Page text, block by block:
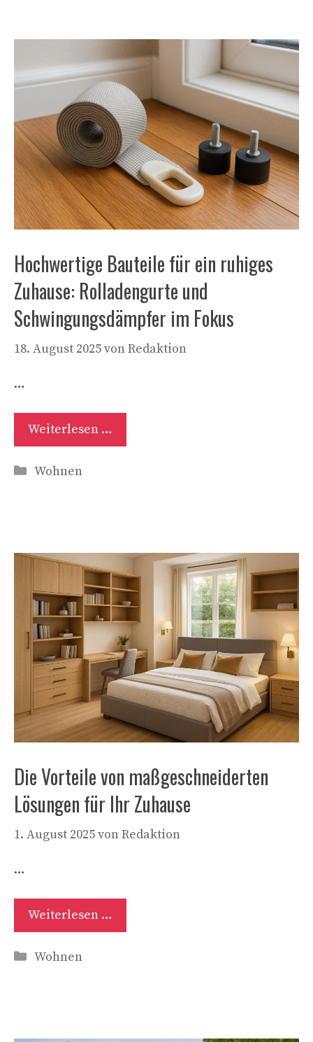
Hochwertige Bauteile für ein ruhiges
Zuhause: Rolladengurte und
Schwingungsdämpfer im Fokus
18. August 2025vonRedaktion
…
Weiterlesen …
Kategorien
Wohnen
Die Vorteile von maßgeschneiderten
Lösungen für Ihr Zuhause
1. August 2025vonRedaktion
…
Weiterlesen …
Kategorien
Wohnen